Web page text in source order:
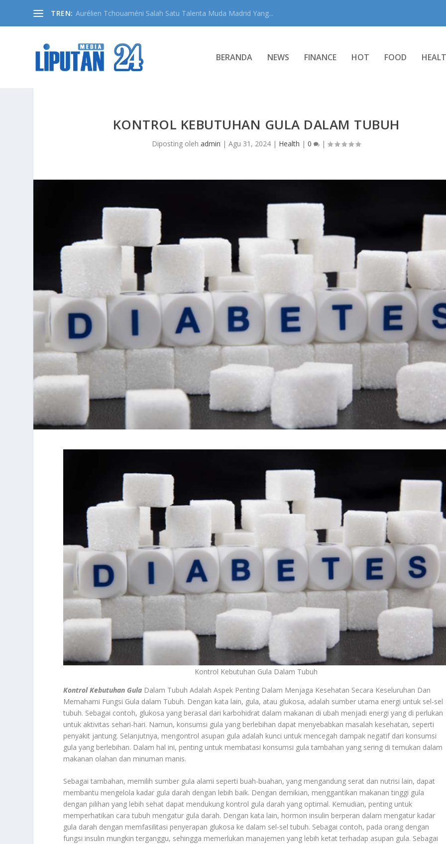
TREN: Aurélien Tchouaméni Salah Satu Talenta Muda Madrid Yang...
BERANDA NEWS FINANCE HOT FOOD
KONTROL KEBUTUHAN GULA DALAM TUBUH
Diposting olehadmin |Agu 31, 2024 | Health |0 |
Kontrol Kebutuhan Gula Dalam Tubuh
Kontrol Kebutuhan Gula Dalam Tubuh Adalah Aspek Penting Dalam Menjaga Kesehatan Secara Keseluruhan Dan
Memahami Fungsi Gula dalam Tubuh. Dengan kata lain, gula, atau glukosa, adalah sumber utama energi untuk sel-sel
tubuh. Sebagai contoh, glukosa yang berasal dari karbohidrat dalam makanan di ubah menjadi energi yang di perlukan
untuk aktivitas sehari-hari. Namun, konsumsi gula yang berlebihan dapat menyebabkan masalah kesehatan, seperti
penyakit jantung. Selanjutnya, mengontrol asupan gula adalah kunci untuk mencegah dampak negatif dari konsumsi
gula yang berlebihan. Dalam hal ini, penting untuk membatasi konsumsi gula tambahan yang sering di temukan dalam
makanan olahan dan minuman manis.
Sebagai tambahan, memilih sumber gula alami seperti buah-buahan, yang mengandung serat dan nutrisi lain, dapat
membantu mengelola kadar gula darah dengan lebih baik. Dengan demikian, menggantikan makanan tinggi gula
dengan pilihan yang lebih sehat dapat mendukung kontrol gula darah yang optimal. Kemudian, penting untuk
memperhatikan cara tubuh mengatur gula darah. Dengan kata lain, hormon insulin berperan dalam mengatur kadar
gula darah dengan memfasilitasi penyerapan glukosa ke dalam sel-sel tubuh. Sebagai contoh, pada orang dengan
fungsi insulin mungkin terganggu, sehingga memerlukan manajemen yang lebih ketat terhadap asupan gula. Sebagai